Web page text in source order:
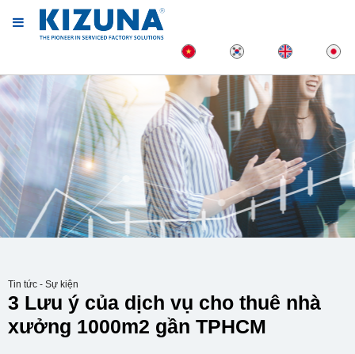
Tin tức - Sự kiện
3 Lưu ý của dịch vụ cho thuê nhà
xưởng 1000m2 gần TPHCM